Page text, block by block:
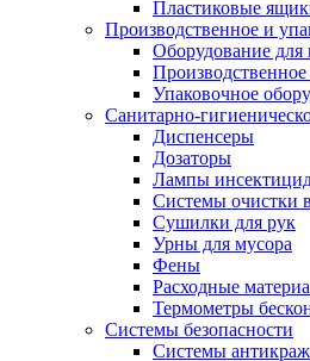
Пластиковые
Производственное и
Оборудование для
Упаковочное
Санитарно-
Диспенсеры
Дозаторы
Лампы
Системы очистки
Сушилки для рук
Урны для мусора
Фены
Расходные
Термометры
Системы безопасности
Системы